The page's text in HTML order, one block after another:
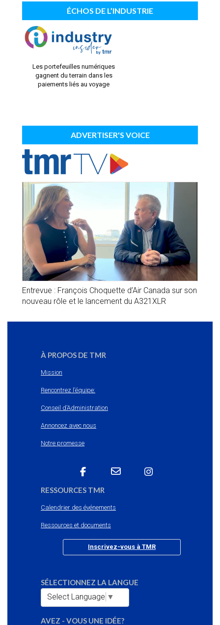
ÉCHOS DE L’INDUSTRIE
Les portefeuilles numériques
gagnent du terrain dans les
paiements liés au voyage
ADVERTISER'S VOICE
Entrevue : François Choquette d’Air Canada sur son
nouveau rôle et le lancement du A321XLR
À PROPOS DE TMR
Mission
Rencontrez l’équipe:
Conseil d’Administration
Annoncez avec nous
Notre promesse
RESSOURCES TMR
Calendrier des événements
Ressources et documents
Inscrivez-vous à TMR
SÉLECTIONNEZ LA LANGUE
Select Language ▼
AVEZ - VOUS UNE IDÉE?